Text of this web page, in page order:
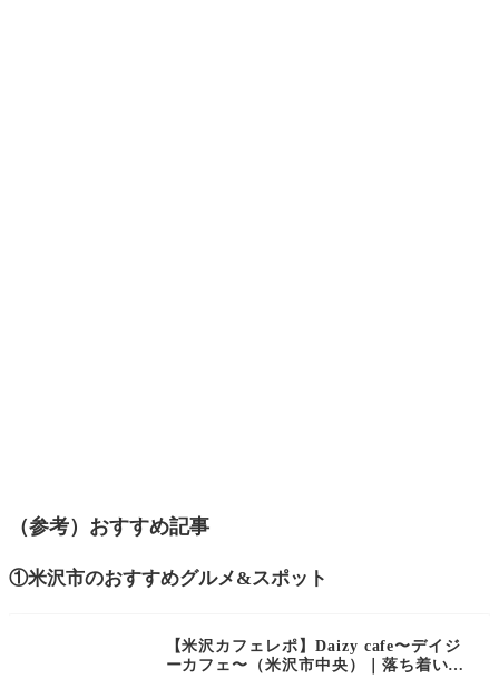
（参考）おすすめ記事
①米沢市のおすすめグルメ&スポット
【米沢カフェレポ】Daizy cafe〜デイジ
ーカフェ〜（米沢市中央）｜落ち着いた